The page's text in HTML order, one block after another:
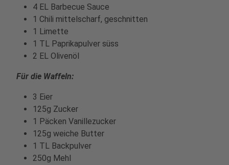
4 EL Barbecue Sauce
1 Chili mittelscharf, geschnitten
1 Limette
1 TL Paprikapulver süss
2 EL Olivenöl
Für die Waffeln:
3 Eier
125g Zucker
1 Päcken Vanillezucker
125g weiche Butter
1 TL Backpulver
250g Mehl